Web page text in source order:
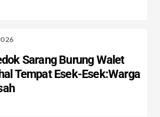
Sarang Burung Walet
Tempat Esek-Esek:Warga